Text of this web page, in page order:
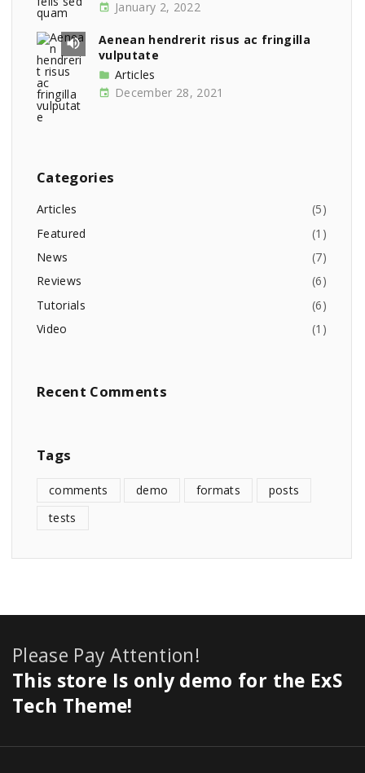
January 2, 2022
Aenean hendrerit risus ac fringilla
vulputate
Articles
December 28, 2021
Categories
(5)
Articles
(1 )
Featured
(7)
News
(6)
Reviews
(6)
Tutorials
(1 )
Video
Recent Comments
Tags
comments demo formats
posts
tests
Please Pay Attention!
This store Is only demo for the ExS
Tech Theme!